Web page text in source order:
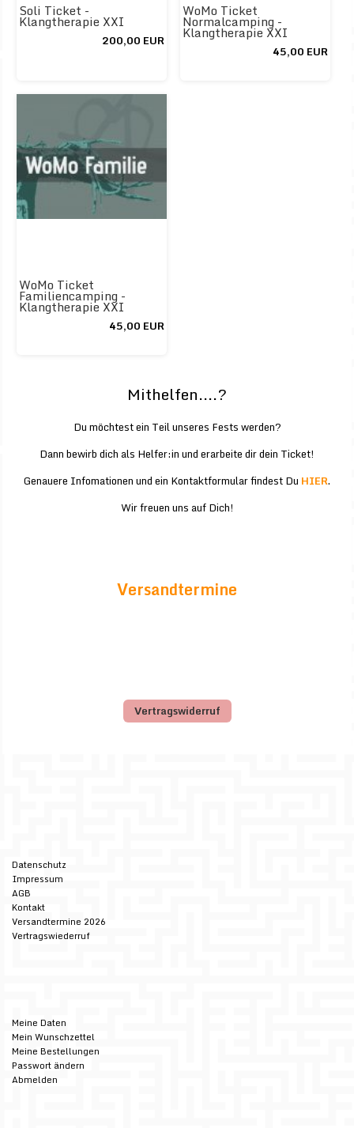
Soli Ticket -
Klangtherapie XXI
200,00 EUR
WoMo Ticket
Normalcamping -
Klangtherapie XXI
45,00 EUR
WoMo Ticket
Familiencamping -
Klangtherapie XXI
45,00 EUR
Mithelfen....?
Du möchtest ein Teil unseres Fests werden?
Dann bewirb dich als Helfer:in und erarbeite dir dein Ticket!
Genauere Infomationen und ein Kontaktformular findest Du HIER.
Wir freuen uns auf Dich!
Versandtermine
Vertragswiderruf
Datenschutz
Impressum
AGB
Kontakt
Versandtermine 2026
Vertragswiederruf
Meine Daten
Mein Wunschzettel
Meine Bestellungen
Passwort ändern
Abmelden